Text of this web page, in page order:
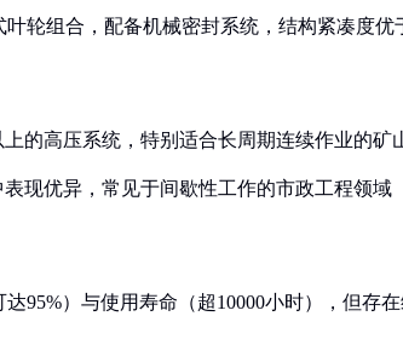
轮组合，配备机械密封系统，结构紧凑度优
上的高压系统，特别适合长周期连续作业的矿
现优异，常见于间歇性工作的市政工程领域
95%）与使用寿命（超10000小时），但存